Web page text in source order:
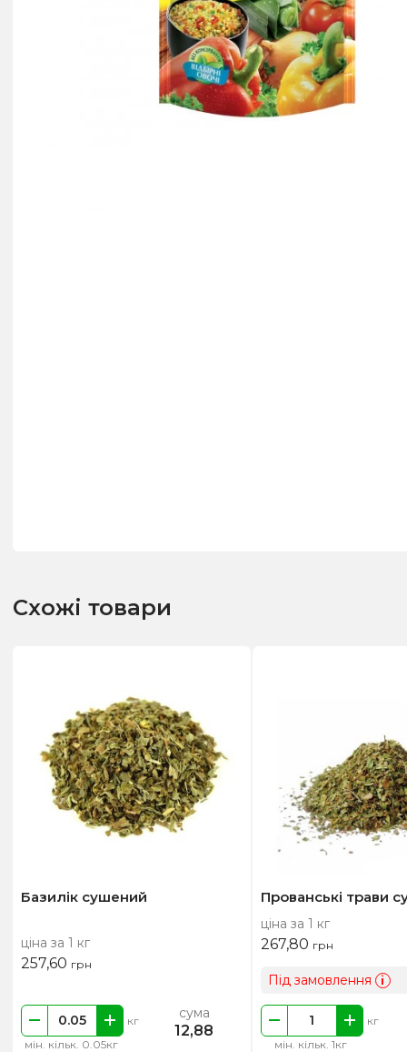
Схожі товари
Базилік сушений
ціна за 1 кг
257,60 грн
мін. кільк. 0.05кг
кг сума
12,88
Прованські трави
ціна за 1 кг
267,80 грн
Під замовлення i
мін. кільк. 1кг
кг